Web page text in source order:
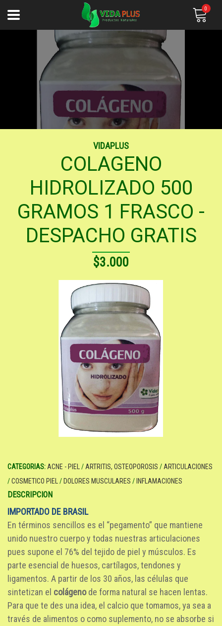
0
VIDAPLUS
COLAGENO
HIDROLIZADO 500
GRAMOS 1 FRASCO -
DESPACHO GRATIS
$3.000
CATEGORIAS: ACNE - PIEL / ARTRITIS, OSTEOPOROSIS / ARTICULACIONES
/COSMETICO PIEL / DOLORES MUSCULARES / INFLAMACIONES
DESCRIPCION
IMPORTADO DE BRASIL
En términos sencillos es el “pegamento” que mantiene
unido nuestro cuerpo y todas nuestras articulaciones
pues supone el 76% del tejido de piel y músculos. Es
parte esencial de huesos, cartílagos, tendones y
ligamentos. A partir de los 30 años, las células que
sintetizan el colágenode forma natural se hacen lentas.
Para que te des una idea, el calcio que tomamos, ya sea a
través de alimentos o como suplemento, no se absorbe si